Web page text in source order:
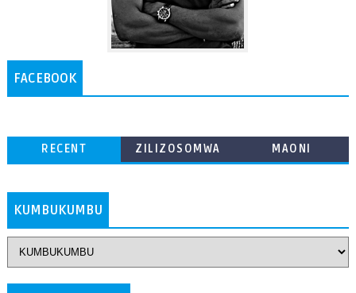
FACEBOOK
RECENT
ZILIZOSOMWA
MAONI
KUMBUKUMBU